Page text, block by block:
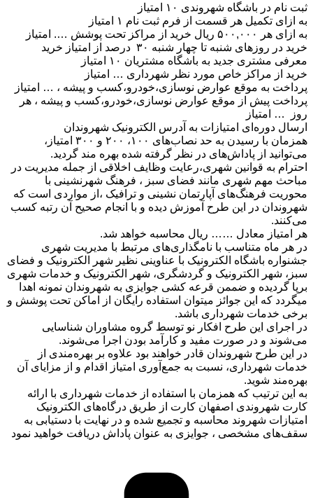
ثبت نام در باشگاه شهروندی ۱۰ امتیاز
به ازای تکمیل هر قسمت از فرم ثبت نام ۱ امتیاز
به ازای هر ۵۰۰,۰۰۰ ریال خرید از مراکز تحت پوشش …. امتیاز
خرید در روزهای شنبه تا چهار شنبه ۳۰ درصد از امتیاز خرید
معرفی مشتری جدید به باشگاه مشتریان ۱۰ امتیاز
خرید از مراکز خاص مورد نظر شهرداری … امتیاز
پرداخت به موقع عوارض نوسازی،خودرو،کسب و پیشه ، … امتیاز
پرداخت پیش از موقع عوارض نوسازی،خودرو،کسب و پیشه ، هر
روز … امتیاز
ارسال دوره‌ای امتیازات به آدرس الکترونیک شهروندان
همزمان با رسیدن به حد نصاب‌های ۱۰۰، ۲۰۰ و ۳۰۰ امتیاز،
می‌توانید از پاداش‌های در نظر گرفته شده بهره مند گردید.
احترام به قوانین شهری،رعایت وظایف اخلاقی از جمله مدیریت در
مباحث مهم شهری مانند فضای سبز ، فرهنگ شهرنشینی با
محوریت فرهنگ‌های آپارتمان نشینی و ترافیک ،از مواردی است که
شهروندان در این طرح آموزش دیده و با انجام صحیح آن رتبه کسب
می‌کنند.
هر امتیاز معادل …… ریال محاسبه خواهد شد.
در هر ماه متناسب با نامگذاری‌های مرتبط با مدیریت شهری
جشنواره باشگاه الکترونیک با عناوینی نظیر شهر الکترونیک و فضای
سبز، شهر الکترونیک و گردشگری، شهر الکترونیک و خدمات شهری
برپا گردیده و ضممن قرعه کشی جوایزی به شهروندان نمونه اهدا
میگردد که این جوائز میتوان استفاده رایگان از اماکن تحت پوشش و
برخی خدمات شهرداری باشد.
در اجرای این طرح افکار نو توسط گروه مشاوران شناسایی
می‌شوند و در صورت مفید و کارآمد بودن اجرا می‌شوند.
در این طرح شهروندان قادر خواهند بود علاوه بر بهره‌مندی از
خدمات شهرداری، نسبت به جمع‌آوری امتیاز اقدام و از مزایای آن
بهره‌مند شوید.
به این ترتیب که همزمان با استفاده از خدمات شهرداری با ارائه
کارت شهروندی اصفهان کارت از طریق درگاه‌های الکترونیک
امتیازات شهروند محاسبه و تجمیع شده و در نهایت با دستیابی به
سقف‌های مشخصی ، جوایزی به عنوان پاداش دریافت خواهید نمود